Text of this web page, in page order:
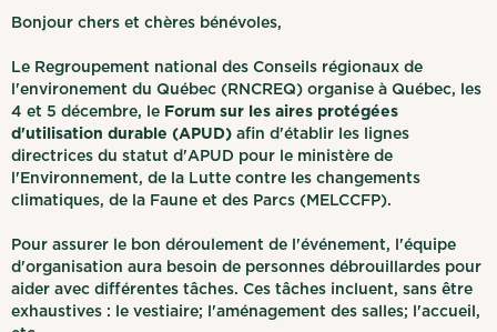
Bonjour chers et chères bénévoles,
Le Regroupement national des Conseils régionaux de
l'environement du Québec (RNCREQ) organise à Québec, les
4 et 5 décembre, le Forum sur les aires protégées
d'utilisation durable (APUD) afin d'établir les lignes
directrices du statut d'APUD pour le ministère de
l'Environnement, de la Lutte contre les changements
climatiques, de la Faune et des Parcs (MELCCFP).
Pour assurer le bon déroulement de l'événement, l'équipe
d'organisation aura besoin de personnes débrouillardes pour
aider avec différentes tâches. Ces tâches incluent, sans être
exhaustives : le vestiaire; l'aménagement des salles; l'accueil,